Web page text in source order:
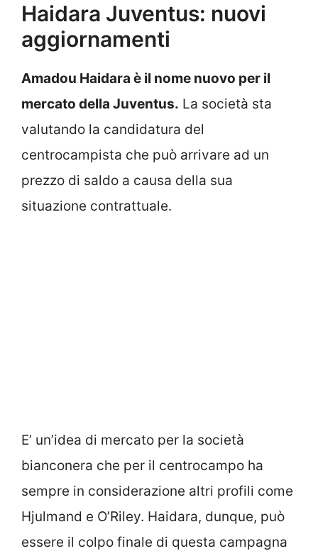
Haidara Juventus: nuovi
aggiornamenti
Amadou Haidara è il nome nuovo per il
mercato della Juventus. La società sta
valutando la candidatura del
centrocampista che può arrivare ad un
prezzo di saldo a causa della sua
situazione contrattuale.
E’ un’idea di mercato per la società
bianconera che per il centrocampo ha
sempre in considerazione altri profili come
Hjulmand e O’Riley. Haidara, dunque, può
essere il colpo finale di questa campagna